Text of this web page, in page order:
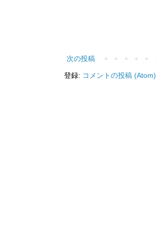
次の投稿
登録: コメントの投稿 (Atom)